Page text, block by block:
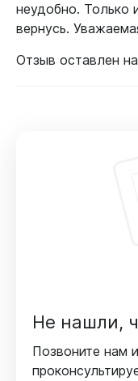
неудобно. Только
вернусь.
Отзыв оставлен
Не нашли,
Позвоните нам